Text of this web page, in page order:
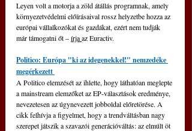
Leyen volt a motorja a zöld átállás programnak, amely
környezetvédelmi előírásaival rossz helyzetbe hozza az
európai vállalkozókat és gazdákat, ezért nem tudják
már támogatni őt – írja az Euractiv.
Politico: Európa "ki az idegenekkel!" nemzedéke
megérkezett
A Politico elemzését az ihlette, hogy láthatóan meglepte
a mainstream elemzőket az EP-választások eredménye,
nevezetesen az úgynevezett jobboldal előretörése. A
cikk felhívja a figyelmet, hogy a trendváltásban nagy
szerepet játszik a szavazói generációváltás: az elmúlt öt